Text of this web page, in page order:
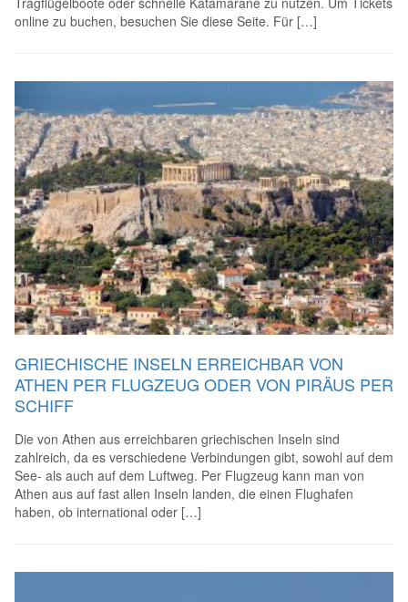
online zu buchen, besuchen Sie diese Seite. Für […]
GRIECHISCHE INSELN ERREICHBAR VON
ATHEN PER FLUGZEUG ODER VON PIRÄUS PER
SCHIFF
Die von Athen aus erreichbaren griechischen Inseln sind
zahlreich, da es verschiedene Verbindungen gibt, sowohl auf dem
See- als auch auf dem Luftweg. Per Flugzeug kann man von
Athen aus auf fast allen Inseln landen, die einen Flughafen
haben, ob international oder […]